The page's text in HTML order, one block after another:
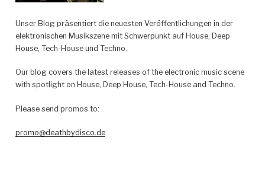
Unser Blog präsentiert die neuesten Veröffentlichungen in der
elektronischen Musikszene mit Schwerpunkt auf House, Deep
House, Tech-House und Techno.
Our blog covers the latest releases of the electronic music scene
with spotlight on House, Deep House, Tech-House and Techno.
Please send promos to:
promo@deathbydisco.de